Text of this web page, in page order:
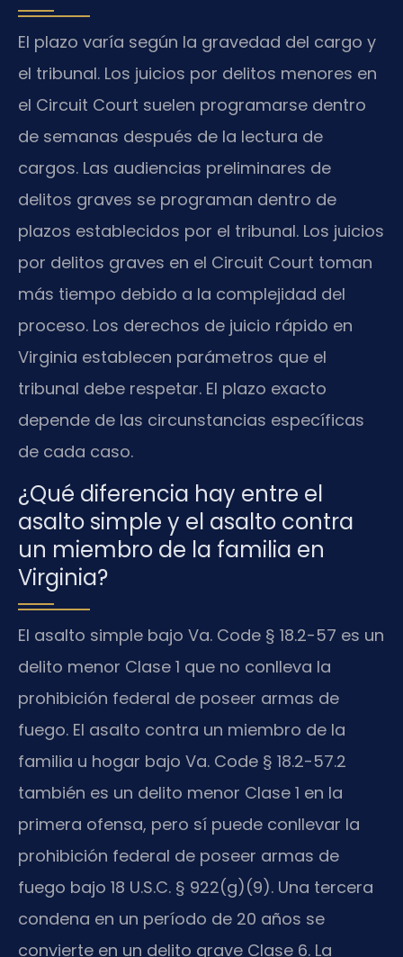
El plazo varía según la gravedad del cargo y
el tribunal. Los juicios por delitos menores en
el Circuit Court suelen programarse dentro
de semanas después de la lectura de
cargos. Las audiencias preliminares de
delitos graves se programan dentro de
plazos establecidos por el tribunal. Los juicios
por delitos graves en el Circuit Court toman
más tiempo debido a la complejidad del
proceso. Los derechos de juicio rápido en
Virginia establecen parámetros que el
tribunal debe respetar. El plazo exacto
depende de las circunstancias específicas
de cada caso.
¿Qué diferencia hay entre el
asalto simple y el asalto contra
un miembro de la familia en
Virginia?
El asalto simple bajo Va. Code § 18.2-57 es un
delito menor Clase 1 que no conlleva la
prohibición federal de poseer armas de
fuego. El asalto contra un miembro de la
familia u hogar bajo Va. Code § 18.2-57.2
también es un delito menor Clase 1 en la
primera ofensa, pero sí puede conllevar la
prohibición federal de poseer armas de
fuego bajo 18 U.S.C. § 922(g)(9). Una tercera
condena en un período de 20 años se
convierte en un delito grave Clase 6. La